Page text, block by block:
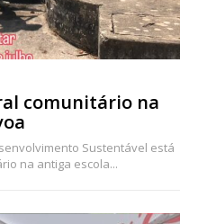
comunitário na
Sustentável está
na antiga escola...